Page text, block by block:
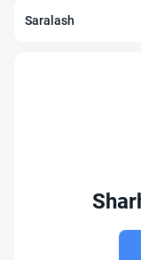
Saralash